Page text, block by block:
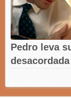
Pedro leva